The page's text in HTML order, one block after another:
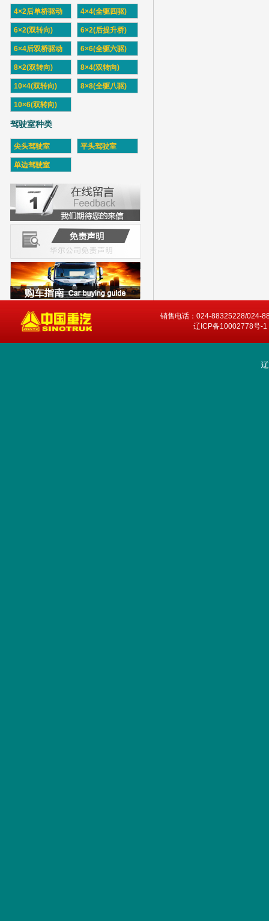
4×2后单桥驱动 4×4(全驱四驱)
6×2(双转向) 6×2(后提升桥)
6×4后双桥驱动 6×6(全驱六驱)
8×2(双转向) 8×4(双转向)
10×4(双转向) 8×8(全驱八驱)
10×6(双转向)
驾驶室种类
尖头驾驶室 平头驾驶室
单边驾驶室
销售电话：024-88325228/024-
辽ICP备10002778号-1